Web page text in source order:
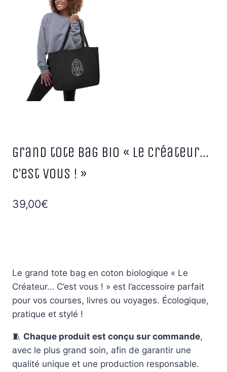
Grand tote bag bio « Le Créateur…
C’est vous ! »
39,00€
Le grand tote bag en coton biologique « Le
Créateur… C’est vous ! » est l’accessoire parfait
pour vos courses, livres ou voyages. Écologique,
pratique et stylé !
🧵 Chaque produit est conçu sur commande,
avec le plus grand soin, afin de garantir une
qualité unique et une production responsable.